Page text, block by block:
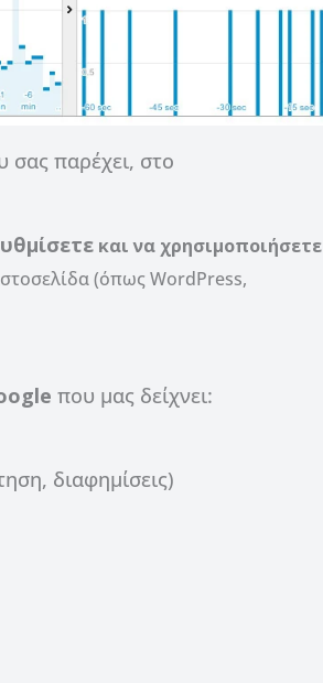
σας παρέχει, στο
και να χρησιμοποιήσετε
(όπως WordPress,
που μας δείχνει:
διαφημίσεις)